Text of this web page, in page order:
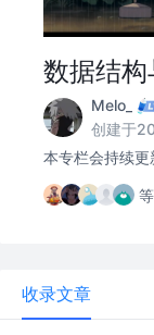
数据结
Melo_
创建于
本专栏会持续
收录文章